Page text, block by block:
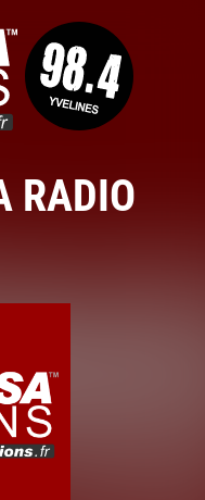
RADIO